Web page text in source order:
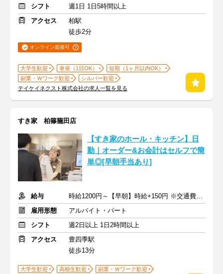
シフト
週1日 1日5時間以上
アクセス
柏駅
徒歩2分
オンライン面接可
大学生歓迎 単発（1日OK）
短期（1ヶ月以内OK）
副業・Ｗワーク歓迎
シルバー歓迎
テイケイネクスト株式会社の求人一覧を見る
すき家 柏篠籠田店
【すき家のホール・キッチン】日
勤｜オーダー&お会計はセルフで簡
単◎[早朝手当あり]
給与
時給1200円～【早朝】時給+150円 ※交通費支給
雇用形態
アルバイト・パート
シフト
週2日以上 1日2時間以上
アクセス
豊四季駅
徒歩13分
大学生歓迎 高校生歓迎
副業・Ｗワーク歓迎